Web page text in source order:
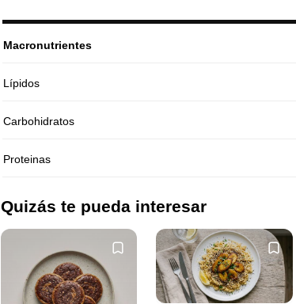
Macronutrientes
Lípidos
Carbohidratos
Proteinas
Quizás te pueda interesar